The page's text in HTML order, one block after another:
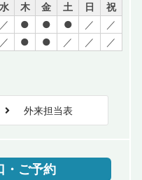
水 木 金 土 日
祝
／ ● ● ● ／
／
／ ● ● ／ ／ ／
外来担当表
・ご予約